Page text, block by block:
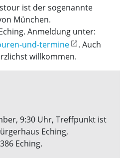
ist der sogenannte
München.
Anmeldung unter:
und-termine
. Auch
willkommen.
9:30 Uhr, Treffpunkt ist
Eching,
Eching.